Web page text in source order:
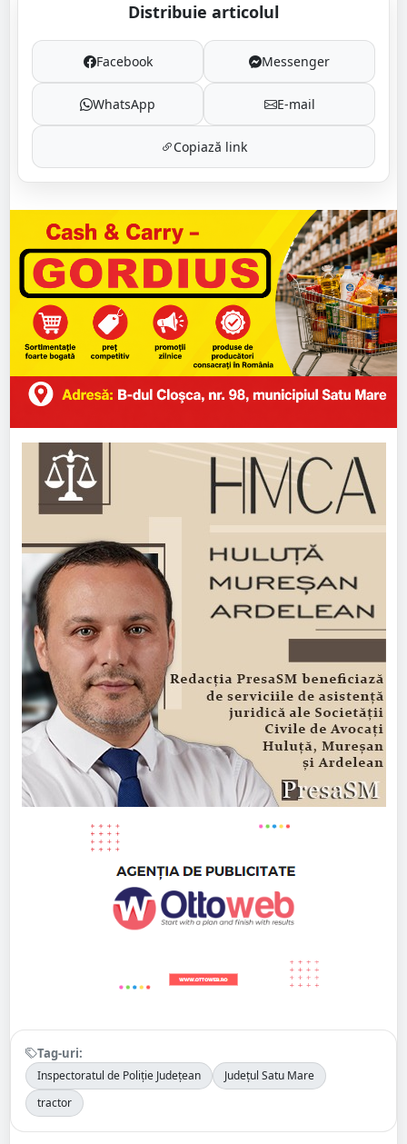
Distribuie articolul
Facebook Messenger
WhatsApp E-mail
Copiază link
Tag-uri:
Inspectoratul de Poliție Județean
Județul Satu Mare
tractor